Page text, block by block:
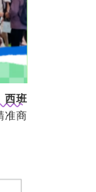
西班
准商